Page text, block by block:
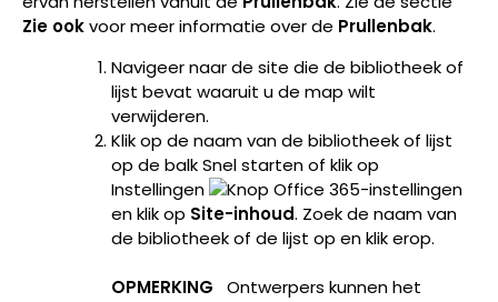
Zie ookvoor meer informatie over de Prullenbak.
Navigeer naar de site die de bibliotheek of
lijst bevat waaruit u de map wilt
verwijderen.
Klik op de naam van de bibliotheek of lijst
op de balk Snel starten of klik op
Instellingen
en klik op Site-inhoud. Zoek de naam van
de bibliotheek of de lijst op en klik erop.
OPMERKING
Ontwerpers kunnen het